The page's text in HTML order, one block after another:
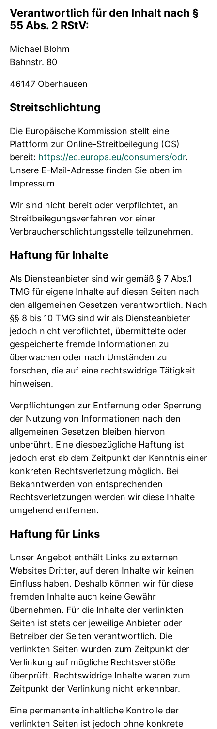
Verantwortlich für den Inhalt nach §
55 Abs. 2 RStV:
Michael Blohm
Bahnstr. 80
46147 Oberhausen
Streitschlichtung
Die Europäische Kommission stellt eine
Plattform zur Online-Streitbeilegung (OS)
bereit: https://ec.europa.eu/consumers/odr.
Unsere E-Mail-Adresse finden Sie oben im
Impressum.
Wir sind nicht bereit oder verpflichtet, an
Streitbeilegungsverfahren vor einer
Verbraucherschlichtungsstelle teilzunehmen.
Haftung für Inhalte
Als Diensteanbieter sind wir gemäß § 7 Abs.1
TMG für eigene Inhalte auf diesen Seiten nach
den allgemeinen Gesetzen verantwortlich. Nach
§§ 8 bis 10 TMG sind wir als Diensteanbieter
jedoch nicht verpflichtet, übermittelte oder
gespeicherte fremde Informationen zu
überwachen oder nach Umständen zu
forschen, die auf eine rechtswidrige Tätigkeit
hinweisen.
Verpflichtungen zur Entfernung oder Sperrung
der Nutzung von Informationen nach den
allgemeinen Gesetzen bleiben hiervon
unberührt. Eine diesbezügliche Haftung ist
jedoch erst ab dem Zeitpunkt der Kenntnis einer
konkreten Rechtsverletzung möglich. Bei
Bekanntwerden von entsprechenden
Rechtsverletzungen werden wir diese Inhalte
umgehend entfernen.
Haftung für Links
Unser Angebot enthält Links zu externen
Websites Dritter, auf deren Inhalte wir keinen
Einfluss haben. Deshalb können wir für diese
fremden Inhalte auch keine Gewähr
übernehmen. Für die Inhalte der verlinkten
Seiten ist stets der jeweilige Anbieter oder
Betreiber der Seiten verantwortlich. Die
verlinkten Seiten wurden zum Zeitpunkt der
Verlinkung auf mögliche Rechtsverstöße
überprüft. Rechtswidrige Inhalte waren zum
Zeitpunkt der Verlinkung nicht erkennbar.
Eine permanente inhaltliche Kontrolle der
verlinkten Seiten ist jedoch ohne konkrete